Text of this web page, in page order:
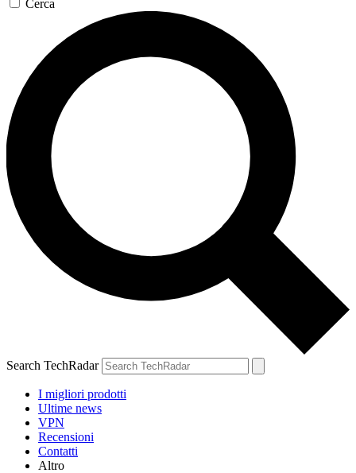
Cerca
Search TechRadar
I migliori prodotti
Ultime news
VPN
Recensioni
Contatti
Altro